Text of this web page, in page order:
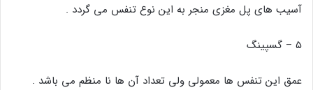
آسیب های پل مغزی منجر به این نوع تنفس می گردد .
۵ – گسپینگ
عمق این تنفس ها معمولی ولی تعداد آن ها نا منظم می باشد .